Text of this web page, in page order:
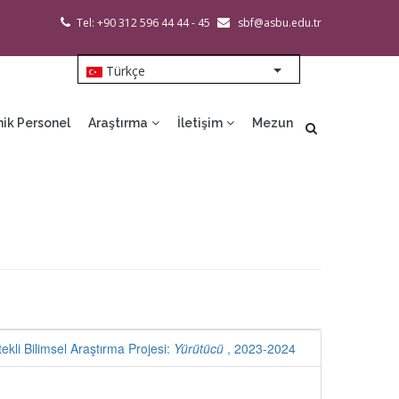
Tel: +90 312 596 44 44 - 45 sbf@asbu.edu.tr
Türkçe
List additional
Personel Araştırma İletişim Mezun